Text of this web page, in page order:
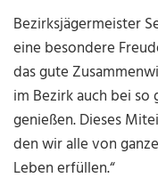
Bezirksjägermeister
eine besondere
das gute
im Bezirk auch bei so
genießen. Dieses
den wir alle von
Leben erfüllen.“